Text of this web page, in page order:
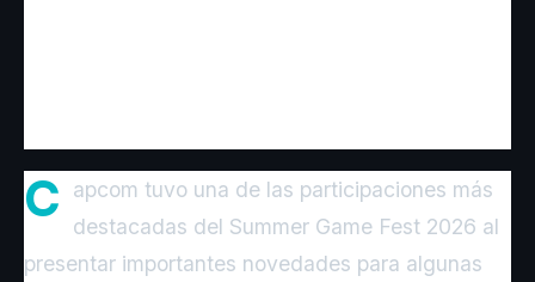
C
apcom tuvo una de las participaciones más
destacadas del Summer Game Fest 2026 al
presentar importantes novedades para algunas